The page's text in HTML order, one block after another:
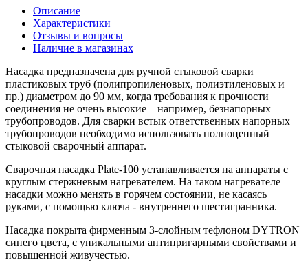
Описание
Характеристики
Отзывы и вопросы
Наличие в магазинах
Насадка предназначена для ручной стыковой сварки
пластиковых труб (полипропиленовых, полиэтиленовых и
пр.) диаметром до 90 мм, когда требования к прочности
соединения не очень высокие – например, безнапорных
трубопроводов. Для сварки встык ответственных напорных
трубопроводов необходимо использовать полноценный
стыковой сварочный аппарат.
Сварочная насадка Plate-100 устанавливается на аппараты с
круглым стержневым нагревателем. На таком нагревателе
насадки можно менять в горячем состоянии, не касаясь
руками, с помощью ключа - внутреннего шестигранника.
Насадка покрыта фирменным 3-слойным тефлоном DYTRON
синего цвета, с уникальными антипригарными свойствами и
повышенной живучестью.